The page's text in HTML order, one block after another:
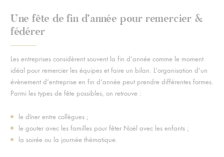
Une fête de fin d’année pour remercier &
fédérer
Les entreprises considèrent souvent la fin d’année comme le moment
idéal pour remercier les équipes et faire un bilan. L’organisation d’un
évènement d’entreprise en fin d’année peut prendre différentes formes.
Parmi les types de fête possibles, on retrouve :
le dîner entre collègues ;
le gouter avec les familles pour fêter Noël avec les enfants ;
la soirée ou la journée thématique.